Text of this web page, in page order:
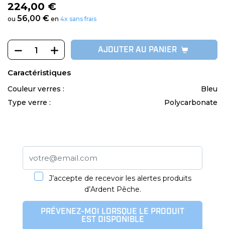
224,00 €
ou 56,00 € en 4x sans frais
AJOUTER AU PANIER
Caractéristiques
Couleur verres :
Bleu
Type verre :
Polycarbonate
J’accepte de recevoir les alertes produits
d’Ardent Pêche.
PRÉVENEZ-MOI LORSQUE LE PRODUIT
EST DISPONIBLE